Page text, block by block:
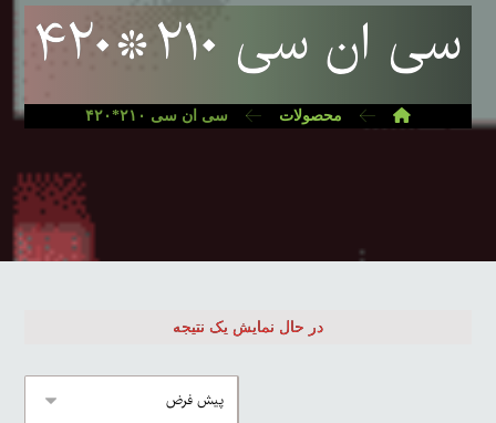
سی ان سی ۲۱۰*۴۲۰
محصولات سی ان سی ۲۱۰*۴۲۰
در حال نمایش یک نتیجه